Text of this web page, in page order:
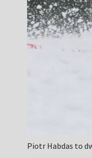
Piotr Habdas to